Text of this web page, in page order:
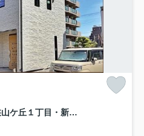
仲介手数料無料 所沢市東狭山ケ丘１丁目・新築全1棟